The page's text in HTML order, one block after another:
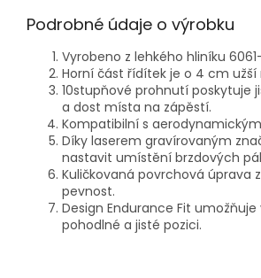
Podrobné údaje o výrobku
Vyrobeno z lehkého hliníku
Horní část řídítek je o 4 cm užší
10stupňové prohnutí poskytuje
a dost místa na zápěstí.
Kompatibilní s
Díky laserem gravírovaným
nastavit umístění brzdových
Kuličkovaná povrchová úprava
pevnost.
Design Endurance Fit
pohodlné a jisté pozici.